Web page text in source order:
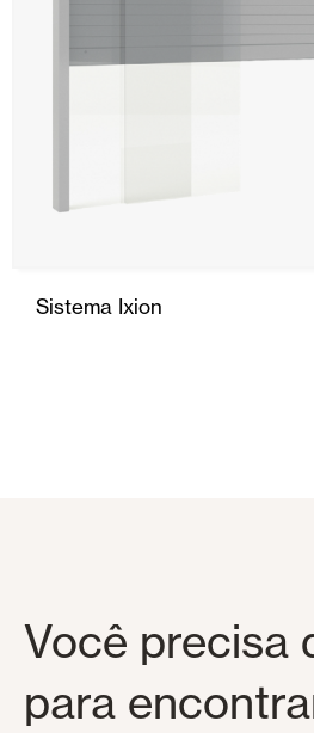
Sistema Ixion
Você precisa
para